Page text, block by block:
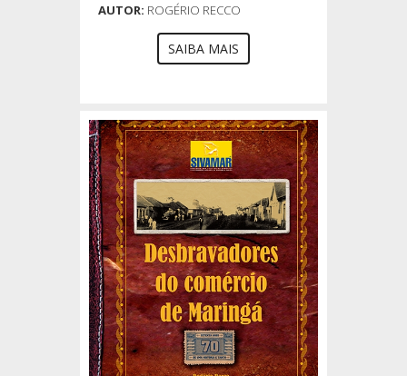
AUTOR: ROGÉRIO RECCO
SAIBA MAIS